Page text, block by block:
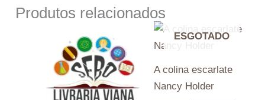
Produtos relacionados
ESGOTADO
A colina escarlate
Nancy Holder